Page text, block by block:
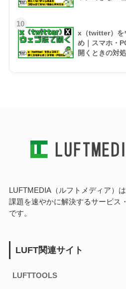
10
x（twitter）を
め｜スマホ・
開くときの対
LUFTMEDIA（ルフトメディア）
課題を速やかに解決するサービス
です。
LUFT関連サイト
LUFTTOOLS